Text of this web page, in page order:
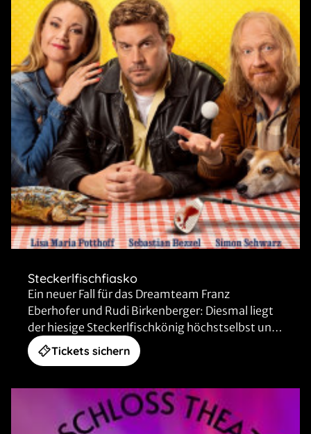
Steckerlfischfiasko
Ein neuer Fall für das Dreamteam Franz
Eberhofer und Rudi Birkenberger: Diesmal liegt
der hiesige Steckerlfischkönig höchstselbst und
mausetot in der Wellnesslandschaft des neuen
Golfclubs.
Tickets sichern